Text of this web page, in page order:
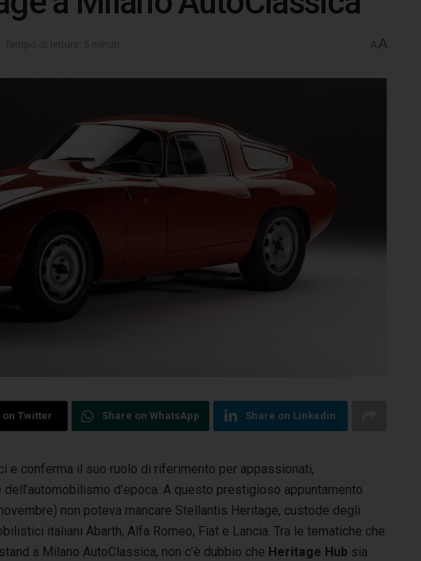
A A
on Twitter Share on WhatsApp Share on Linkedin
e conferma il suo ruolo di riferimento per appassionati,
d’epoca. A questo prestigioso appuntamento
non poteva mancare Stellantis Heritage, custode degli
italiani Abarth, Alfa Romeo, Fiat e Lancia. Tra le tematiche che
a Milano AutoClassica, non c’è dubbio che Heritage Hub sia